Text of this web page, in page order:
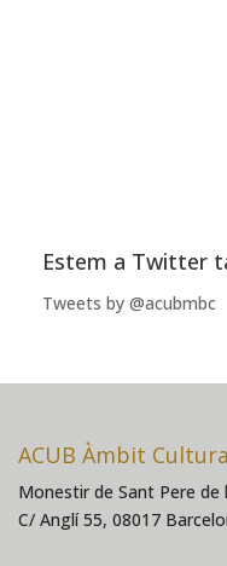
Estem a Twitter
Tweets by @acubmbc
ACUB Àmbit
Monestir de Sant Pere de
C/ Anglí 55, 08017